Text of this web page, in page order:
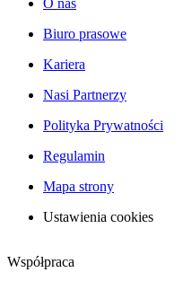
O nas
Biuro prasowe
Kariera
Nasi Partnerzy
Polityka Prywatności
Regulamin
Mapa strony
Ustawienia cookies
Współpraca